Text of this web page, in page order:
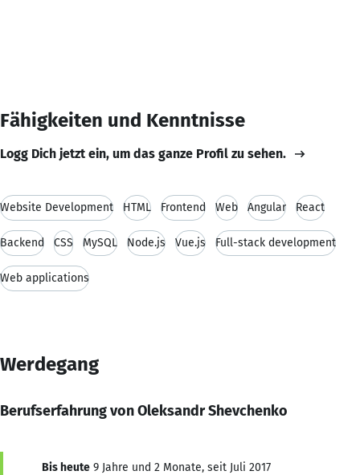
Fähigkeiten und Kenntnisse
Logg Dich jetzt ein, um das ganze Profil zu sehen.
Website Development HTML Frontend Web Angular React
Backend CSS MySQL Node.js Vue.js Full-stack development
Web applications
Werdegang
Berufserfahrung von Oleksandr Shevchenko
Bis heute 9 Jahre und 2 Monate, seit Juli 2017